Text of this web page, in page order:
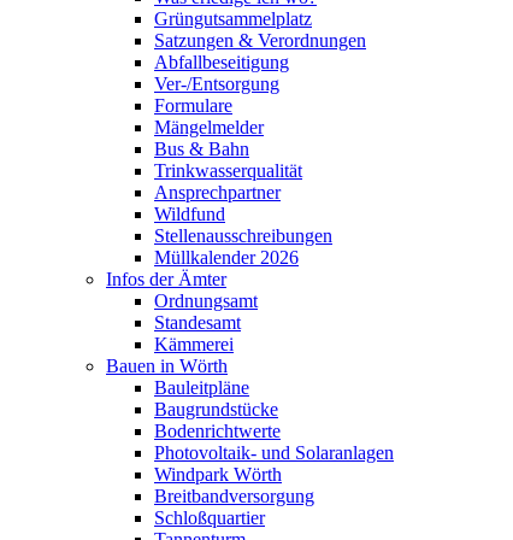
Grüngutsammelplatz
Satzungen & Verordnungen
Abfallbeseitigung
Ver-/Entsorgung
Formulare
Mängelmelder
Bus & Bahn
Trinkwasserqualität
Ansprechpartner
Wildfund
Stellenausschreibungen
Müllkalender 2026
Infos der Ämter
Ordnungsamt
Standesamt
Kämmerei
Bauen in Wörth
Bauleitpläne
Baugrundstücke
Bodenrichtwerte
Photovoltaik- und Solaranlagen
Windpark Wörth
Breitbandversorgung
Schloßquartier